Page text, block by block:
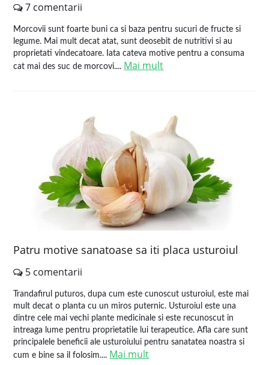
7 comentarii
Morcovii sunt foarte buni ca si baza pentru sucuri de fructe si
legume. Mai mult decat atat, sunt deosebit de nutritivi si au
proprietati vindecatoare. Iata cateva motive pentru a consuma
cat mai des suc de morcovi.... Mai mult
Patru motive sanatoase sa iti placa usturoiul
5 comentarii
Trandafirul puturos, dupa cum este cunoscut usturoiul, este mai
mult decat o planta cu un miros puternic. Usturoiul este una
dintre cele mai vechi plante medicinale si este recunoscut in
intreaga lume pentru proprietatile lui terapeutice. Afla care sunt
principalele beneficii ale usturoiului pentru sanatatea noastra si
cum e bine sa il folosim.... Mai mult